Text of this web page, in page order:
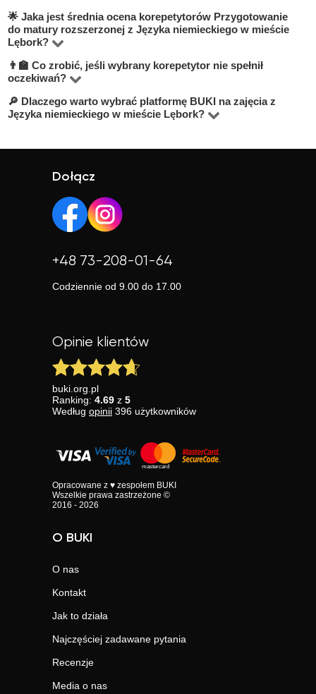
wykształcenie, liczbę opinii oraz możliwość bezpłatnej
lekcji próbnej — informacja znajduje się pod przyciskiem
"Skontaktuj się z korepetytorem".
Tak, na BUKI możesz znaleźć korepetytorów
prowadzących lekcje online przez Zoom lub Google
wygodne i czasem tańsze.
🌟 Jaka jest średnia ocena korepetytorów Przygotowanie
do matury rozszerzonej z Języka niemieckiego w mieście
Lębork?
Średnia ocena nauczycieli w tej kategorie wynosi 4.8 na
5, na podstawie prawdziwych opinii uczniów. Każdy
korepetytor ma profil z oceną i komentarzami.
👨‍🏫 Co zrobić, jeśli wybrany korepetytor nie spełnił
oczekiwań?
BUKI to platforma z pomocą techniczną. Jeśli pierwsza
lekcja nie spełni Twoich oczekiwań, zostaw nowe
🔎 Dlaczego warto wybrać platformę BUKI na zajęcia z
Języka niemieckiego w mieście Lębork?
nauczyciela według specjalizacji, doświadczenia, opinii i
ceny, a także skorzystać z bezpłatnej lekcji próbnej.
Platforma jest prosta w obsłudze, posiada wygodne filtry i
szybkie dopasowanie nauczyciela.
Dołącz
+48 73-208-01-64
Codziennie od 9.00 do 17.00
Opinie klientów
buki.org.pl
Ranking: 4.69 z 5
Według opinii 396 użytkowników
Opracowane z ♥ zespołem BUKI
Wszelkie prawa zastrzeżone ©
2016 - 2026
O BUKI
O nas
Kontakt
Jak to działa
Najczęściej zadawane pytania
Recenzje
Media o nas